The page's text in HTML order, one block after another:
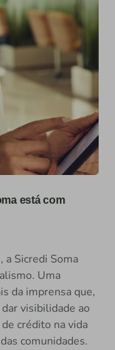
está com
a Sicredi Soma
Uma
da imprensa que,
visibilidade ao
crédito na vida
comunidades.